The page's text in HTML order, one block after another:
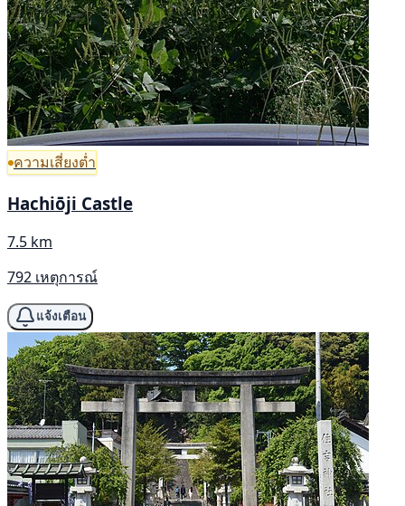
ความเสี่ยงต่ำ
Hachiōji Castle
7.5 km
792 เหตุการณ์
แจ้งเตือน